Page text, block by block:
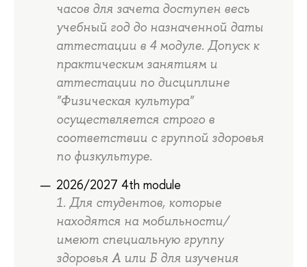
часов для зачета доступен весь
учебный год до назначенной даты
аттестации в 4 модуле. Допуск к
практическим занятиям и
аттестации по дисциплине
"Физическая культура"
осуществляется строго в
соответствии с группой здоровья
по физкультуре.
2026/2027 4th module
1. Для студентов, которые
находятся на мобильности/
имеют специальную группу
здоровья А или Б для изучения